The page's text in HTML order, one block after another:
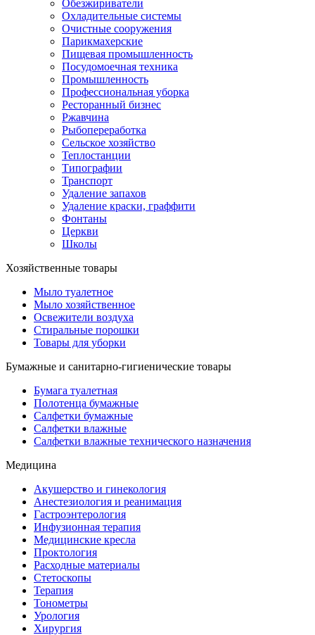
Обезжириватели
Охладительные системы
Очистные сооружения
Парикмахерские
Пищевая промышленность
Посудомоечная техника
Промышленность
Профессиональная уборка
Ресторанный бизнес
Ржавчина
Рыбопереработка
Сельское хозяйство
Теплостанции
Типографии
Транспорт
Удаление запахов
Удаление краски, граффити
Фонтаны
Церкви
Школы
Хозяйственные товары
Мыло туалетное
Мыло хозяйственное
Освежители воздуха
Стиральные порошки
Товары для уборки
Бумажные и санитарно-гигиенические товары
Бумага туалетная
Полотенца бумажные
Салфетки бумажные
Салфетки влажные
Салфетки влажные технического назначения
Медицина
Акушерство и гинекология
Анестезиология и реанимация
Гастроэнтерология
Инфузионная терапия
Медицинские кресла
Проктология
Расходные материалы
Стетоскопы
Терапия
Тонометры
Урология
Хирургия